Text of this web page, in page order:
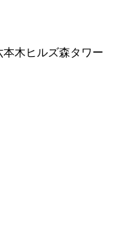
本木ヒルズ森タワー